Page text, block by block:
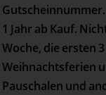
1 Jahr ab Kauf.
Woche, die ersten
Weihnachtsferien
Pauschalen und